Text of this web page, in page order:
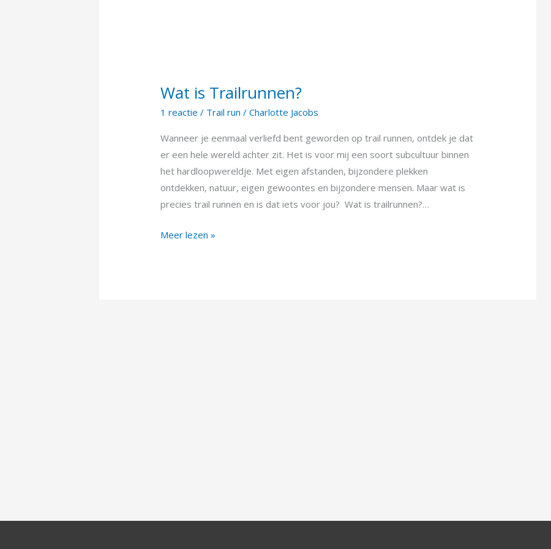
Wat is Trailrunnen?
1 reactie / Trail run /Charlotte Jacobs
Wanneer je eenmaal verliefd bent geworden op trail runnen, ontdek je dat
er een hele wereld achter zit. Het is voor mij een soort subcultuur binnen
het hardloopwereldje. Met eigen afstanden, bijzondere plekken
ontdekken, natuur, eigen gewoontes en bijzondere mensen. Maar wat is
precies trail runnen en is dat iets voor jou? Wat is trailrunnen?…
Wat
is
Meer lezen »